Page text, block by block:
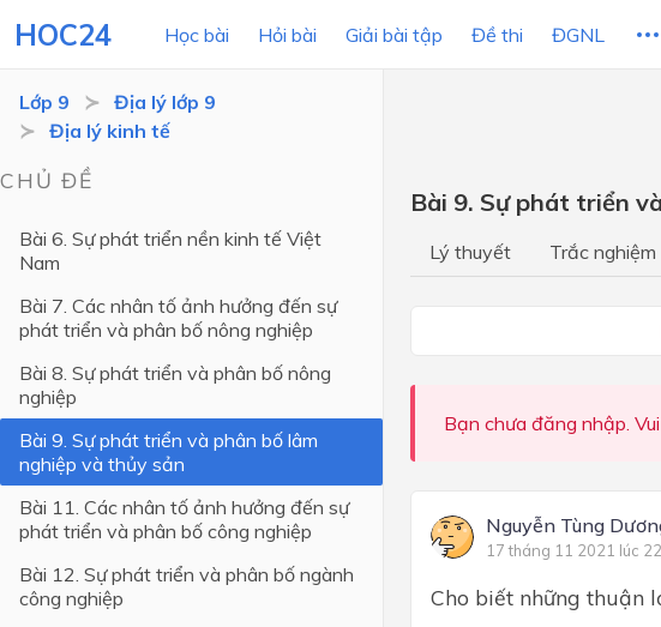
HOC24 Học bài Hỏi bài Giải bài tập Đề thi ĐGNL
Lớp 12
Lớp 10
Lớp 9
Lớp 7
Lớp 6
Lớp 5
Lớp 4
Lớp 9
Địa lý lớp 9
Địa lý kinh tế
CHỦ ĐỀ
Bài 6. Sự phát triển nền kinh tế Việt
Nam
Bài 7. Các nhân tố ảnh hưởng đến sự
phát triển và phân bố nông nghiệp
Bài 8. Sự phát triển và phân bố nông
nghiệp
Bài 9. Sự phát triển và phân bố lâm
nghiệp và thủy sản
Bài 11. Các nhân tố ảnh hưởng đến sự
phát triển và phân bố công nghiệp
Bài 12. Sự phát triển và phân bố ngành
công nghiệp
Bài 9. Sự phát triển
Lý thuyết Trắc nghiệm
Bạn chưa đăng nhập.
Nguyễn Tùng
17 tháng 11 2021 lúc
Cho biết những thuận